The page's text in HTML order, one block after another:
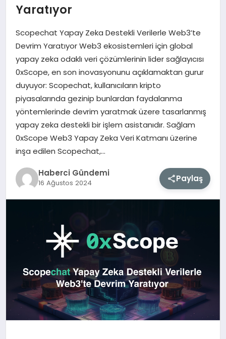
DÜNYA
MAGAZIN
EĞITIM
SAĞLIK
TEKNOLOJI
Yaratıyor
Scopechat Yapay Zeka Destekli Verilerle Web3’te
Devrim Yaratıyor Web3 ekosistemleri için global
yapay zeka odaklı veri çözümlerinin lider sağlayıcısı
0xScope, en son inovasyonunu açıklamaktan gurur
duyuyor: Scopechat, kullanıcıların kripto
piyasalarında gezinip bunlardan faydalanma
yöntemlerinde devrim yaratmak üzere tasarlanmış
yapay zeka destekli bir işlem asistanıdır. Sağlam
0xScope Web3 Yapay Zeka Veri Katmanı üzerine
inşa edilen Scopechat,…
Haberci Gündemi
16 Ağustos 2024 Paylaş